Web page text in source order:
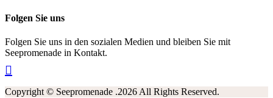
Folgen Sie uns
Folgen Sie uns in den sozialen Medien und bleiben Sie mit
Seepromenade in Kontakt.
Copyright © Seepromenade .2026 All Rights Reserved.